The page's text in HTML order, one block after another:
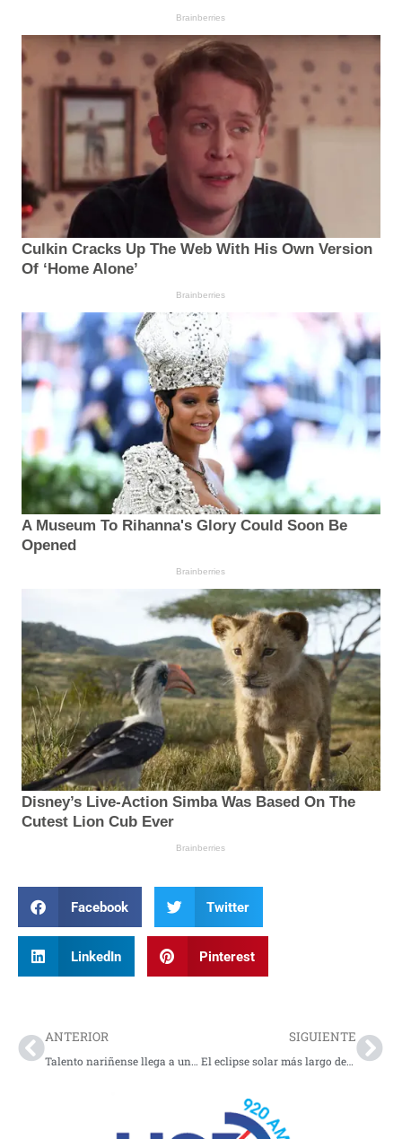
Facebook Twitter
LinkedIn Pinterest
ANTERIOR
Talento nariñense llega a una empresa destacada en Suramérica
SIGUIENTE
El eclipse solar más largo del siglo XXI se avecina